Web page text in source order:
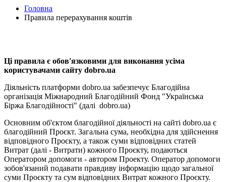
Головна
Правила перерахування коштів
Ці правила є обов'язковими для виконання усіма
користувачами сайту dobro.ua
Діяльність платформи dobro.ua забезпечує Благодійна
організація Міжнародний Благодійний Фонд "Українська
Біржа Благодійності" (далі dobro.ua)
Основним об'єктом благодійної діяльності на сайті dobro.ua є
благодійний Проєкт. Загальна сума, необхідна для здійснення
відповідного Проєкту, а також суми відповідних статей
Витрат (далі - Витрати) кожного Проєкту, подаються
Оператором допомоги - автором Проекту. Оператор допомоги
зобов'язаний подавати правдиву інформацію щодо загальної
суми Проєкту та сум відповідних Витрат кожного Проєкту.